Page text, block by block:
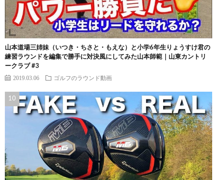
山本道場三姉妹（いつき・ちさと・もえな）と小学6年生りょうすけ君の
練習ラウンドを編集で勝手に対決風にしてみた山本師範｜山東カントリ
ークラブ #3
2019.03.06 ゴルフのラウンド動画